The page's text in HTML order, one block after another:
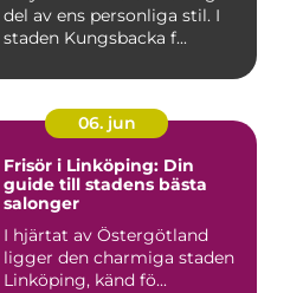
del av ens personliga stil. I
staden Kungsbacka f...
06. jun
Frisör i Linköping: Din
guide till stadens bästa
salonger
I hjärtat av Östergötland
ligger den charmiga staden
Linköping, känd fö...